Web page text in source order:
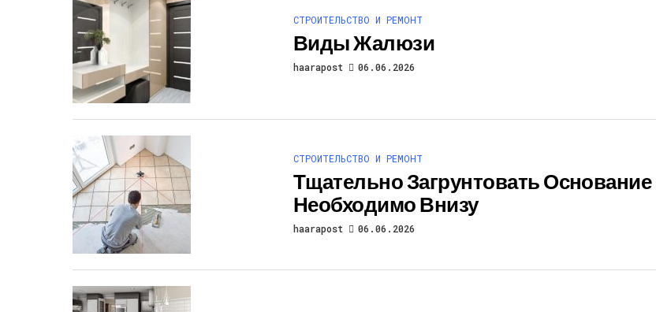
СТРОИТЕЛЬСТВО И РЕМОНТ
Виды Жалюзи
haarapost 06.06.2026
СТРОИТЕЛЬСТВО И РЕМОНТ
Тщательно Загрунтовать Основание
Необходимо Внизу
haarapost 06.06.2026